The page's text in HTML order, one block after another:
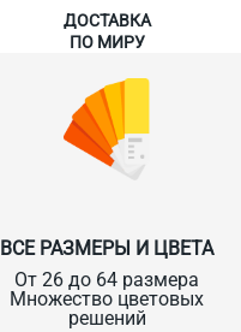
ДОСТАВКА
ПО МИРУ
ВСЕ РАЗМЕРЫ И ЦВЕТА
От 26 до 64 размера
Множество цветовых
решений